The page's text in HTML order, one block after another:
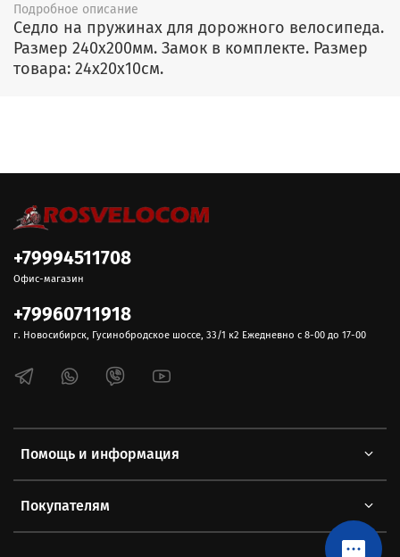
Подробное описание
Седло на пружинах для дорожного велосипеда.
Размер 240x200мм. Замок в комплекте. Размер
товара: 24x20x10см.
Помощь и информация
Покупателям
+79994511708
Офис-магазин
+79960711918
г. Новосибирск, Гусинобродское шоссе, 33/1 к2 Ежедневно с 8-00 до 17-00